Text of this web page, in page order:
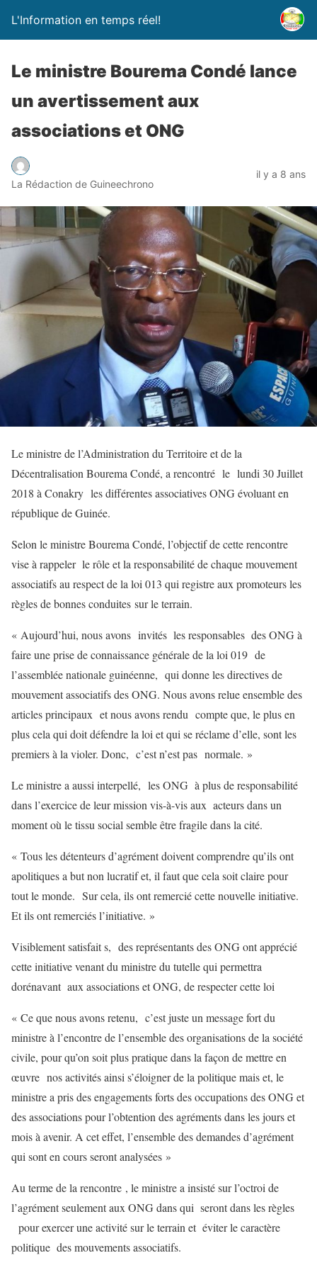
L'Information en temps réel!
Le ministre Bourema Condé lance
un avertissement aux
associations et ONG
La Rédaction de Guineechrono
il y a 8 ans
Le ministre de l’Administration du Territoire et de la
Décentralisation Bourema Condé, a rencontré le lundi 30 Juillet
2018 à Conakry les différentes associatives ONG évoluant en
république de Guinée.
Selon le ministre Bourema Condé, l’objectif de cette rencontre
vise à rappeler le rôle et la responsabilité de chaque mouvement
associatifs au respect de la loi 013 qui registre aux promoteurs les
règles de bonnes conduites sur le terrain.
« Aujourd’hui, nous avons invités les responsables des ONG à
faire une prise de connaissance générale de la loi 019 de
l’assemblée nationale guinéenne, qui donne les directives de
mouvement associatifs des ONG. Nous avons relue ensemble des
articles principaux et nous avons rendu compte que, le plus en
plus cela qui doit défendre la loi et qui se réclame d’elle, sont les
premiers à la violer. Donc, c’est n’est pas normale. »
Le ministre a aussi interpellé, les ONG à plus de responsabilité
dans l’exercice de leur mission vis-à-vis aux acteurs dans un
moment où le tissu social semble être fragile dans la cité.
« Tous les détenteurs d’agrément doivent comprendre qu’ils ont
apolitiques a but non lucratif et, il faut que cela soit claire pour
tout le monde. Sur cela, ils ont remercié cette nouvelle initiative.
Et ils ont remerciés l’initiative. »
Visiblement satisfait s, des représentants des ONG ont apprécié
cette initiative venant du ministre du tutelle qui permettra
dorénavant aux associations et ONG, de respecter cette loi
« Ce que nous avons retenu, c’est juste un message fort du
ministre à l’encontre de l’ensemble des organisations de la société
civile, pour qu’on soit plus pratique dans la façon de mettre en
œuvre nos activités ainsi s’éloigner de la politique mais et, le
ministre a pris des engagements forts des occupations des ONG et
des associations pour l’obtention des agréments dans les jours et
mois à avenir. A cet effet, l’ensemble des demandes d’agrément
qui sont en cours seront analysées »
Au terme de la rencontre , le ministre a insisté sur l’octroi de
l’agrément seulement aux ONG dans qui seront dans les règles
pour exercer une activité sur le terrain et éviter le caractère
politique des mouvements associatifs.